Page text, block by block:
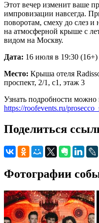
Этот вечер изменит ваше
импровизации навсегда.
поворотам, смеху до слез
на атмосферной крыше с
видом на Москву.
Дата: 16 июля в 19:30 (16+)
Место: Крыша отеля
проспект, 2/1, с1, этаж 3
Узнать подробности можно
https://roofevents.ru/
Поделиться
Фотографии